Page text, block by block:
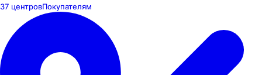
37 центровПокупателям